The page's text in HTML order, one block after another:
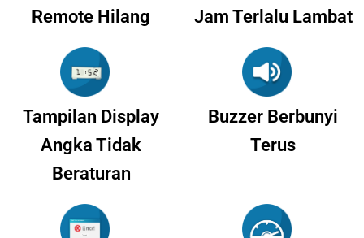
Remote Hilang Jam Terlalu Lambat
Tampilan Display
Angka Tidak
Beraturan
Buzzer Berbunyi
Terus